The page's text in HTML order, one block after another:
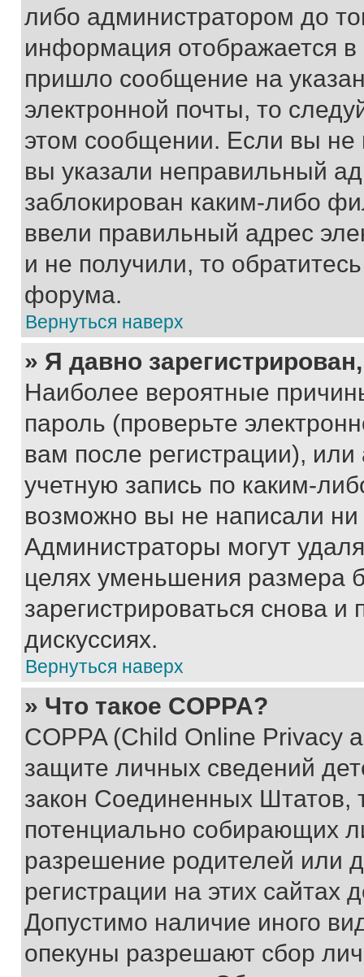
либо администратором до
информация отображается
пришло сообщение на
электронной почты, то
этом сообщении. Если вы
вы указали неправильный
заблокирован каким-либо
ввели правильный адрес
и не получили, то
форума.
Вернуться наверх
» Я давно
Наиболее вероятные
пароль (проверьте
вам после регистрации),
учетную запись по каким-
возможно вы не написали
Администраторы могут
целях уменьшения размера
зарегистрироваться снова и
дискуссиях.
Вернуться наверх
» Что такое COPPA?
COPPA (Child Online Privacy
защите личных сведений
закон Соединенных Штатов,
потенциально собирающих
разрешение родителей или
регистрации на этих сайтах
Допустимо наличие иного
опекуны разрешают сбор